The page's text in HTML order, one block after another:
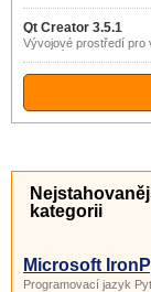
Qt Creator 3.5.1
Vývojové prostředí pro
aplikací.
kategorii
Microsoft
Programovací jazyk